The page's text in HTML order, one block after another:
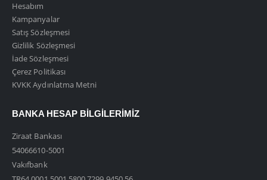
Hesabım
Kampanyalar
Satış Sözleşmesi
Gizlilik Sözleşmesi
İade Sözleşmesi
Çerez Politikası
KVKK Aydınlatma Metni
BANKA HESAP BILGILERIMIZ
Ziraat Bankası
54066610-5001
Vakıfbank